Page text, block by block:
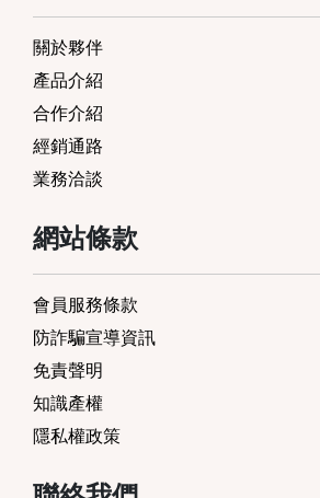
關於夥伴
產品介紹
合作介紹
經銷通路
業務洽談
網站條款
會員服務條款
防詐騙宣導資訊
免責聲明
知識產權
隱私權政策